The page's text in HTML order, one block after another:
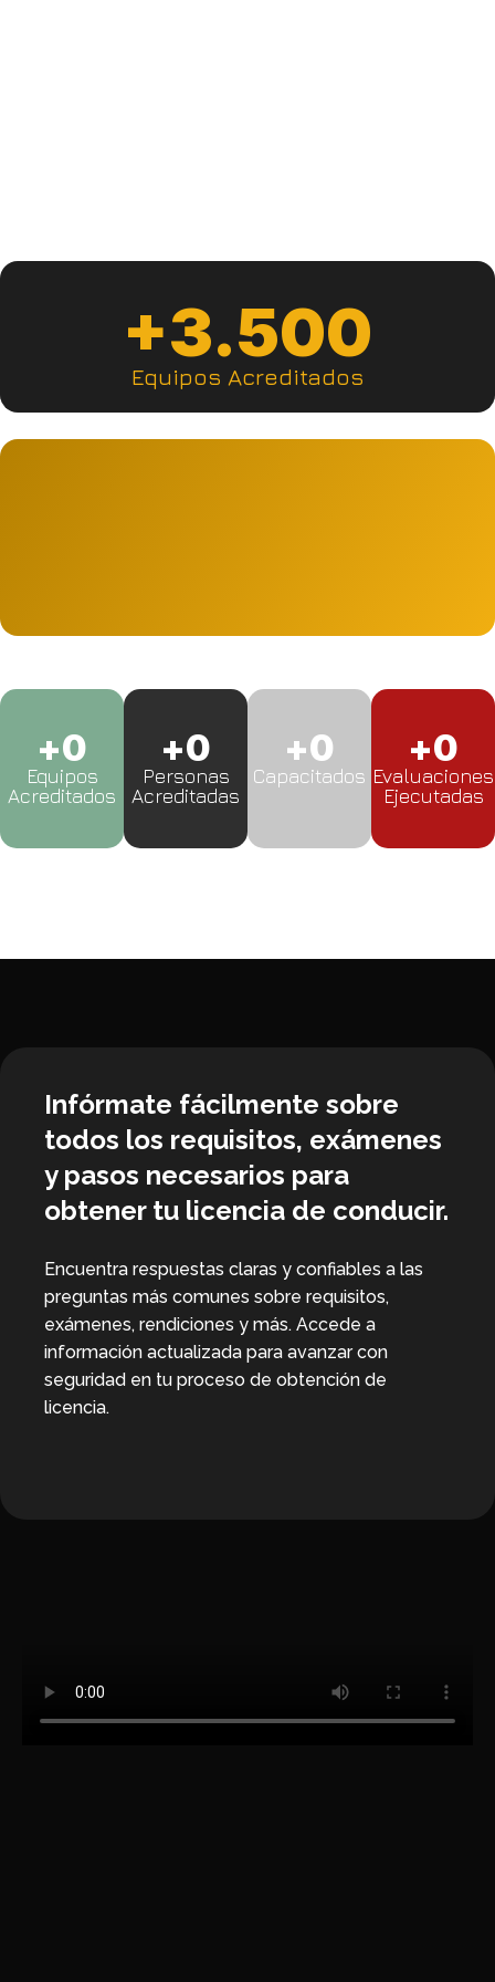
+3.500
Equipos Acreditados
+0
Equipos
Acreditados
+0
Personas
Acreditadas
+0
Capacitados
+0
Evaluaciones
Ejecutadas
Infórmate fácilmente sobre
todos los requisitos, exámenes
y pasos necesarios para
obtener tu licencia de conducir.
Encuentra respuestas claras y confiables a las
preguntas más comunes sobre requisitos,
exámenes, rendiciones y más. Accede a
información actualizada para avanzar con
seguridad en tu proceso de obtención de
licencia.